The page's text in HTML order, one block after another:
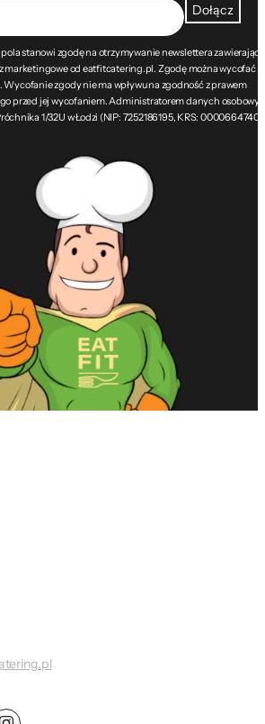
stanowi zgodę na otrzymywanie newslettera
marketingowe od eatfitcatering.pl. Zgodę można wycofać w
zgody nie ma wpływu na zgodność z prawem
przed jej wycofaniem. Administratorem danych
1/32U w Łodzi (NIP: 7252186195, KRS: 0000664740).
Dołącz